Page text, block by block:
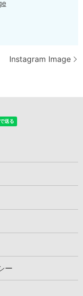
Instagram Image
ー